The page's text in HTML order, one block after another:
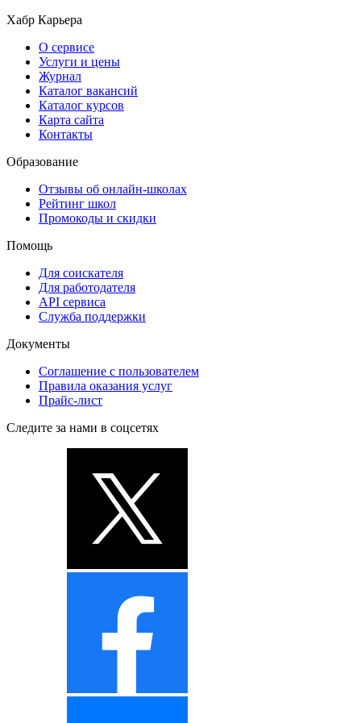
Хабр Карьера
О сервисе
Услуги и цены
Журнал
Каталог вакансий
Каталог курсов
Карта сайта
Контакты
Образование
Отзывы об онлайн-школах
Рейтинг школ
Промокоды и скидки
Помощь
Для соискателя
Для работодателя
API сервиса
Служба поддержки
Документы
Соглашение с пользователем
Правила оказания услуг
Прайс-лист
Следите за нами в соцсетях